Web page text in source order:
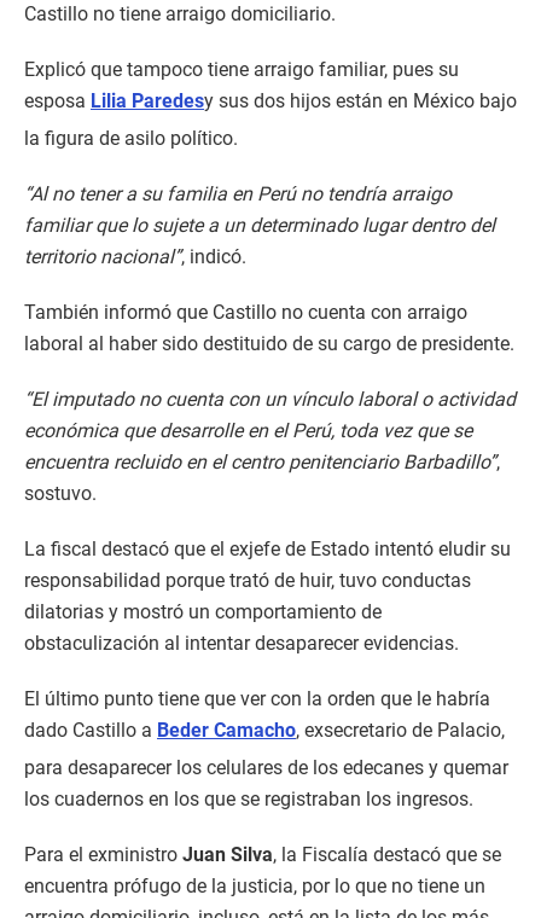
Castillo no tiene arraigo domiciliario.
Explicó que tampoco tiene arraigo familiar, pues su
esposa Lilia Paredesy sus dos hijos están en México bajo
la figura de asilo político.
“Al no tener a su familia en Perú no tendría arraigo
familiar que lo sujete a un determinado lugar dentro del
territorio nacional”, indicó.
También informó que Castillo no cuenta con arraigo
laboral al haber sido destituido de su cargo de presidente.
“El imputado no cuenta con un vínculo laboral o actividad
económica que desarrolle en el Perú, toda vez que se
encuentra recluido en el centro penitenciario Barbadillo”,
sostuvo.
La fiscal destacó que el exjefe de Estado intentó eludir su
responsabilidad porque trató de huir, tuvo conductas
dilatorias y mostró un comportamiento de
obstaculización al intentar desaparecer evidencias.
El último punto tiene que ver con la orden que le habría
dado Castillo a Beder Camacho, exsecretario de Palacio,
para desaparecer los celulares de los edecanes y quemar
los cuadernos en los que se registraban los ingresos.
Para el exministro Juan Silva, la Fiscalía destacó que se
encuentra prófugo de la justicia, por lo que no tiene un